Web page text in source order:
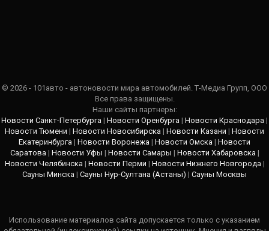
© 2026 - 101авто - автоновости мира автомобилей. Т-Медиа Групп, ООО
Все права защищены.
Наши сайты партнеры:
Новости Санкт-Петербурга | Новости Оренбурга | Новости Краснодара |
Новости Тюмени | Новости Новосибирска | Новости Казани | Новости
Екатеринбурга | Новости Воронежа | Новости Омска | Новости
Саратова| Новости Уфы | Новости Самары | Новости Хабаровска|
Новости Челябинска| Новости Перми | Новости Нижнего Новгорода|
Сауны Минска | Сауны Нур-Султана (Астаны) | Сауны Москвы
Использование материалов сайта допускается только с указанием